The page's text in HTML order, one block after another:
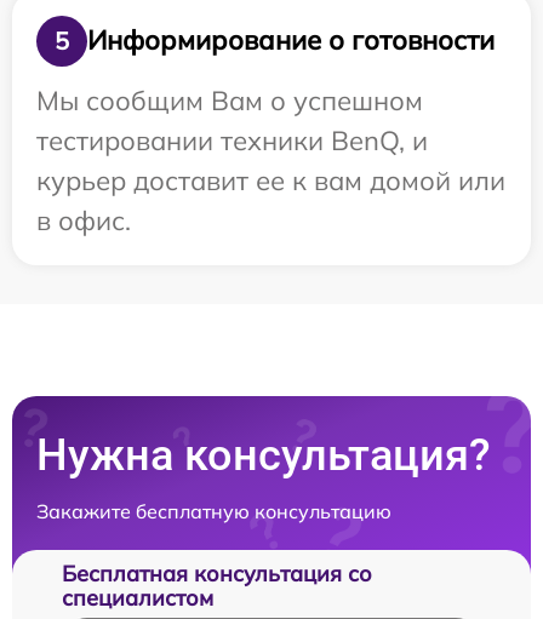
5
Информирование о готовности
Мы сообщим Вам о успешном
тестировании техники BenQ, и
курьер доставит ее к вам домой или
в офис.
Нужна консультация?
Закажите бесплатную консультацию
Бесплатная консультация со
специалистом